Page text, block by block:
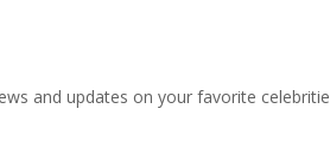
and updates on your favorite